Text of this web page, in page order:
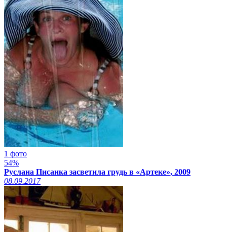
1 фото
54%
Руслана Писанка засветила грудь в «Артеке», 2009
08.09.2017